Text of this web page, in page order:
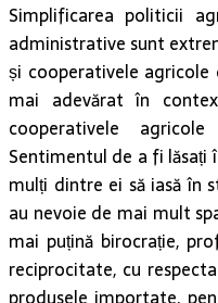
Simplificarea politicii
administrative sunt
și cooperativele agricole
mai adevărat în
cooperativele
Sentimentul de a fi
mulți dintre ei să iasă în
au nevoie de mai mult
mai puțină birocrație,
reciprocitate, cu